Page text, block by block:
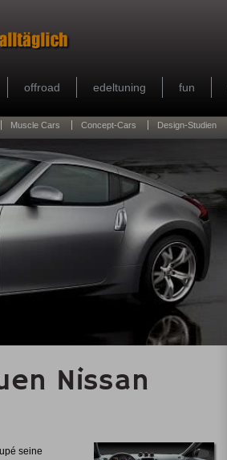
offroad edeltuning fun
Muscle Cars Concept-Cars Design-Studien
Nissan
seine